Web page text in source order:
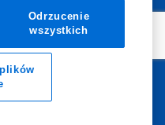
Odrzucenie
wszystkich
Zadzwoń do nas